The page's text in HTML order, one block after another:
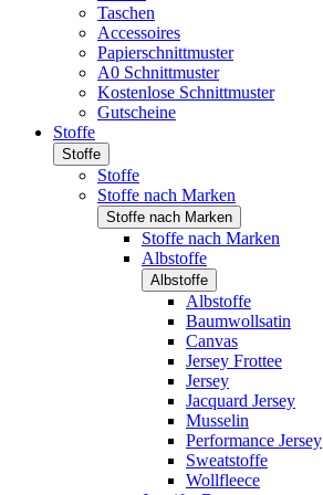
Taschen
Accessoires
Papierschnittmuster
A0 Schnittmuster
Kostenlose Schnittmuster
Gutscheine
Stoffe
Stoffe
Stoffe
Stoffe nach Marken
Stoffe nach Marken
Stoffe nach Marken
Albstoffe
Albstoffe
Albstoffe
Baumwollsatin
Canvas
Jersey Frottee
Jersey
Jacquard Jersey
Musselin
Performance Jersey
Sweatstoffe
Wollfleece